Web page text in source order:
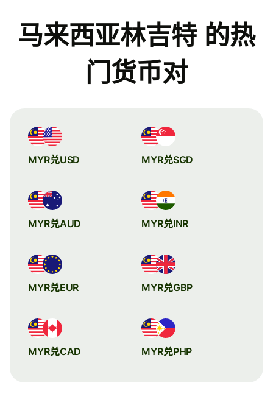
马来西亚林吉特 的热
门货币对
MYR兑USD MYR兑SGD
MYR兑AUD MYR兑INR
MYR兑EUR MYR兑GBP
MYR兑CAD MYR兑PHP